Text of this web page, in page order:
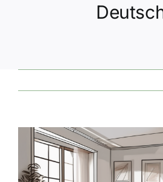
Zeige
grösseres
Bild